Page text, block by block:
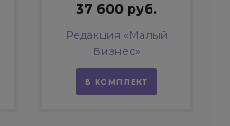
37 600 руб.
Редакция «Малый
Бизнес»
В КОМПЛЕКТ